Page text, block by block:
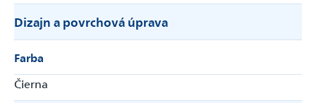
Dizajn a povrchová úprava
Farba
Čierna